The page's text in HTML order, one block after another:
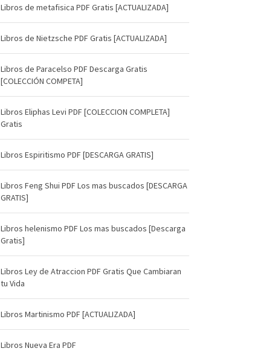
Libros de metafisica PDF Gratis [ACTUALIZADA]
Libros de Nietzsche PDF Gratis [ACTUALIZADA]
Libros de Paracelso PDF Descarga Gratis
[COLECCIÓN COMPETA]
Libros Eliphas Levi PDF [COLECCION COMPLETA]
Gratis
Libros Espiritismo PDF [DESCARGA GRATIS]
Libros Feng Shui PDF Los mas buscados [DESCARGA
GRATIS]
Libros helenismo PDF Los mas buscados [Descarga
Gratis]
Libros Ley de Atraccion PDF Gratis Que Cambiaran
tu Vida
Libros Martinismo PDF [ACTUALIZADA]
Libros Nueva Era PDF